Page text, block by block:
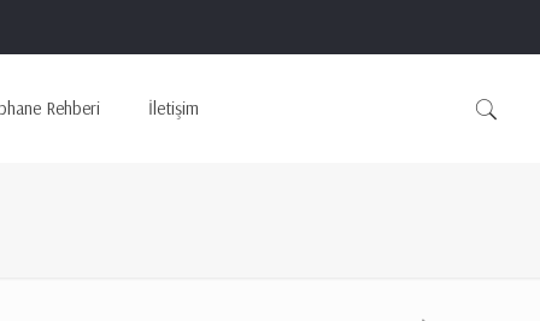
Rehberi İletişim